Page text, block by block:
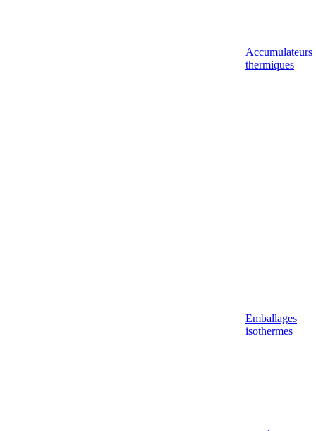
Accumulateurs
thermiques
Emballages
isothermes